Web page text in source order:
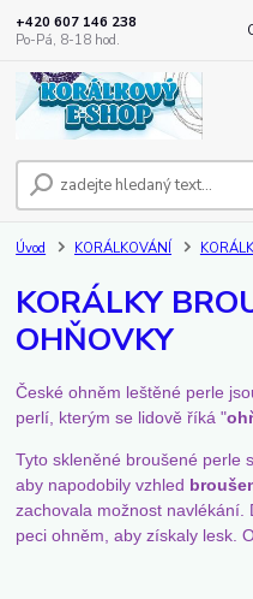
+420 607 146 238
Po-Pá, 8-18 hod.
Úvod KORÁLKOVÁNÍ
KORÁLKY
OHŇOVKY
České ohněm leštěné perle
perlí, kterým se lidově říká "
Tyto skleněné broušené perle
aby napodobily vzhled
zachovala možnost navlékání.
peci ohněm, aby získaly lesk.